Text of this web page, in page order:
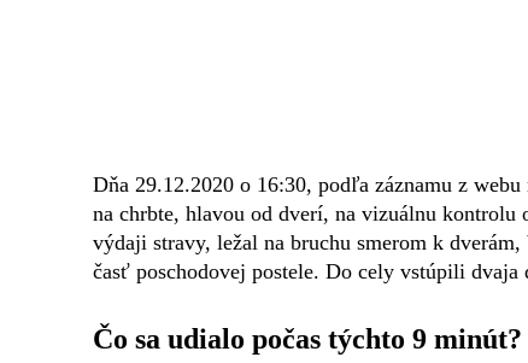
Dňa 29.12.2020 o 16:30, podľa záznamu z
na chrbte, hlavou od dverí, na vizuálnu
výdaji stravy, ležal na bruchu smerom k
časť poschodovej postele. Do cely vstúpili
Čo sa udialo počas týchto 9 minút?